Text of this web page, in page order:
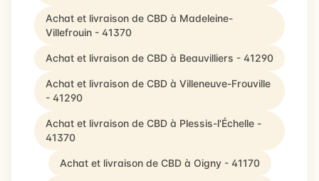
Achat et livraison de CBD à Madeleine-
Villefrouin - 41370
Achat et livraison de CBD à Beauvilliers - 41290
Achat et livraison de CBD à Villeneuve-Frouville
- 41290
Achat et livraison de CBD à Plessis-l'Échelle -
41370
Achat et livraison de CBD à Oigny - 41170